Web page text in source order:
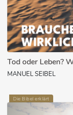
Tod oder Leben?
MANUEL SEIBEL
Die Bibel erklärt